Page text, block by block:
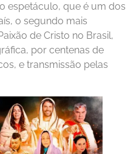
espetáculo, que é um dos
o segundo mais
de Cristo no Brasil,
por centenas de
e transmissão pelas